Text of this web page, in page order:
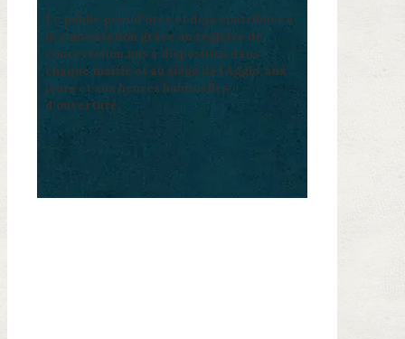
Le public peut d’ores et déjà contribuer à
la concertation grâce au registre de
concertation mis à disposition dans
chaque mairie et au siège de l’Agglo, aux
jours et aux heures habituelles
d’ouverture.